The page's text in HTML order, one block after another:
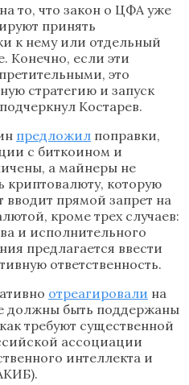
то, что закон о ЦФА уже
принять
к нему или отдельный
Конечно, если эти
это
стратегию и запуск
Костарев.
предложил поправки,
с биткоином и
а майнеры не
криптовалюту, которую
прямой запрет на
кроме трех случаев:
и исполнительного
предлагается ввести
ответственность.
отреагировали на
должны быть поддержаны
требуют существенной
ассоциации
интеллекта и